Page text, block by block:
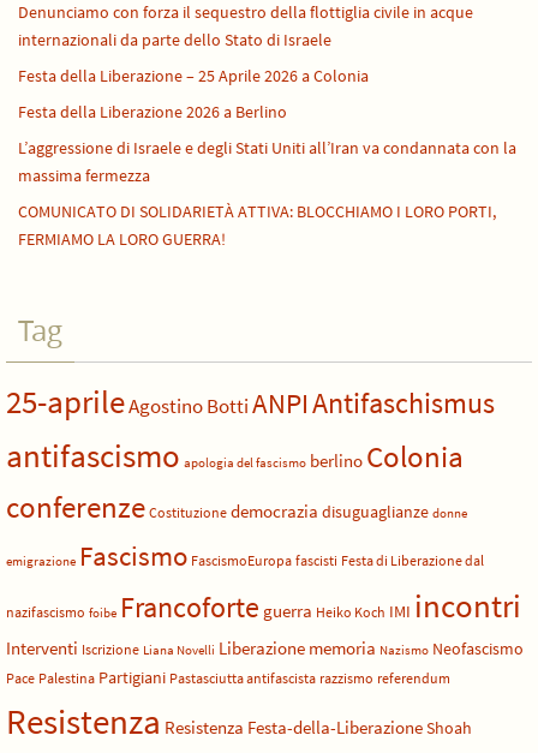
Denunciamo con forza il sequestro della flottiglia civile in acque
internazionali da parte dello Stato di Israele
Festa della Liberazione – 25 Aprile 2026 a Colonia
Festa della Liberazione 2026 a Berlino
L’aggressione di Israele e degli Stati Uniti all’Iran va condannata con la
massima fermezza
COMUNICATO DI SOLIDARIETÀ ATTIVA: BLOCCHIAMO I LORO PORTI,
FERMIAMO LA LORO GUERRA!
Tag
25-aprileAgostino BottiANPIAntifaschismus
antifascismo apologia del fascismo berlino Colonia
conferenze Costituzione democrazia disuguaglianze donne
emigrazione Fascismo FascismoEuropa fascisti Festa di Liberazione dal
nazifascismo foibe Francoforte guerra Heiko Koch IMI incontri
Interventi Iscrizione Liana Novelli Liberazione memoria Nazismo Neofascismo
Pace Palestina Partigiani Pastasciutta antifascista razzismo referendum
Resistenza Resistenza Festa-della-LiberazioneShoah